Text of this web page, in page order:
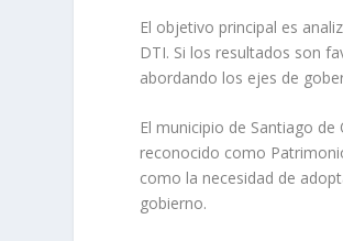
El objetivo principal es
DTI. Si los resultados son
abordando los ejes de
El municipio de Santiago
reconocido como
como la necesidad de
gobierno.